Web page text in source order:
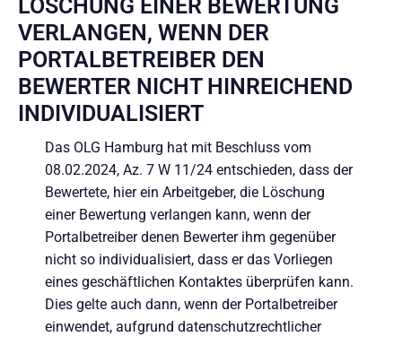
LÖSCHUNG EINER BEWERTUNG
VERLANGEN, WENN DER
PORTALBETREIBER DEN
BEWERTER NICHT HINREICHEND
INDIVIDUALISIERT
Das OLG Hamburg hat mit Beschluss vom
08.02.2024, Az. 7 W 11/24 entschieden, dass der
Bewertete, hier ein Arbeitgeber, die Löschung
einer Bewertung verlangen kann, wenn der
Portalbetreiber denen Bewerter ihm gegenüber
nicht so individualisiert, dass er das Vorliegen
eines geschäftlichen Kontaktes überprüfen kann.
Dies gelte auch dann, wenn der Portalbetreiber
einwendet, aufgrund datenschutzrechtlicher